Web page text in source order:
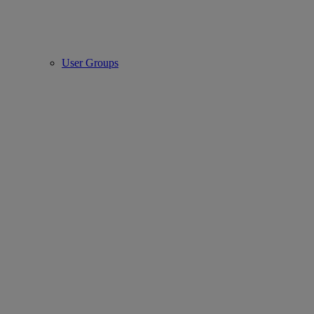
User Groups